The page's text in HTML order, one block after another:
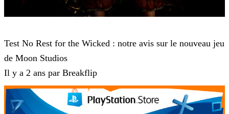
Test No Rest for the Wicked : notre avis sur le nouveau jeu
de Moon Studios
Il y a 2 ans par Breakflip